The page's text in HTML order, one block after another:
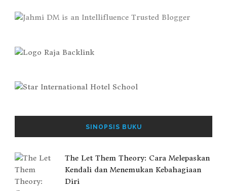
SINOPSIS BUKU
The Let Them Theory: Cara Melepaskan
Kendali dan Menemukan Kebahagiaan
Diri